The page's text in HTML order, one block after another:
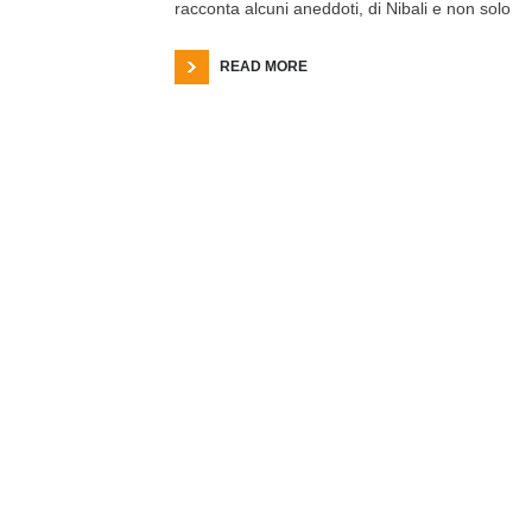
racconta alcuni aneddoti, di Nibali e non solo
READ MORE